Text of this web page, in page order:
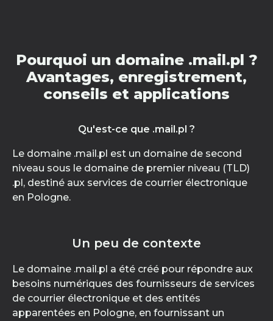
Pourquoi un domaine .mail.pl ?
Avantages, enregistrement,
conseils et applications
Qu'est-ce que .mail.pl ?
Le domaine .mail.pl est un domaine de second
niveau sous le domaine de premier niveau (TLD)
.pl, destiné aux services de courrier électronique
en Pologne.
Un peu de contexte
Le domaine .mail.pl a été créé pour répondre aux
besoins numériques des fournisseurs de services
de courrier électronique et des entités
apparentées en Pologne, en fournissant un